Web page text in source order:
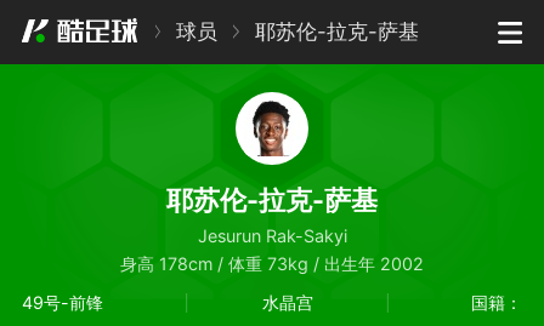
球员 耶苏伦-拉克-萨基
耶苏伦-拉克-萨基
Jesurun Rak-Sakyi
身高 178cm / 体重 73kg / 出生年 2002
49号-前锋
水晶宫 国籍：